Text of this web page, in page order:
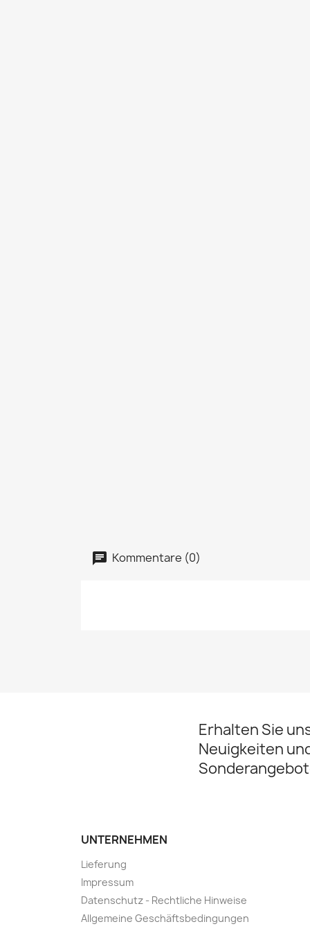
Kommentare (0)
Erhalten Sie
Neuigkeiten
UNTERNEHMEN
Lieferung
Impressum
Datenschutz - Rechtliche Hinweise
Allgemeine Geschäftsbedingungen